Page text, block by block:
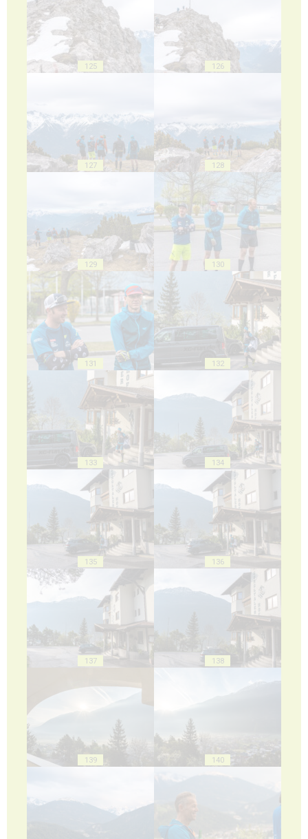
125 126
127 128
129 130
131 132
133 134
135 136
137 138
139 140